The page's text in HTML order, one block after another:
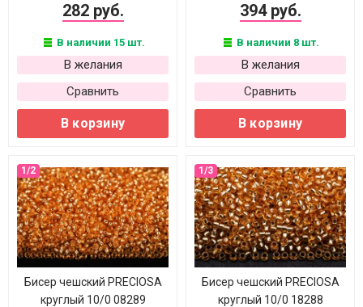
282 руб.
В наличии 15 шт.
В желания
Сравнить
В корзину
394 руб.
В наличии 8 шт.
В желания
Сравнить
В корзину
Бисер чешский PRECIOSA
круглый 10/0 08289
Бисер чешский PRECIOSA
круглый 10/0 18288